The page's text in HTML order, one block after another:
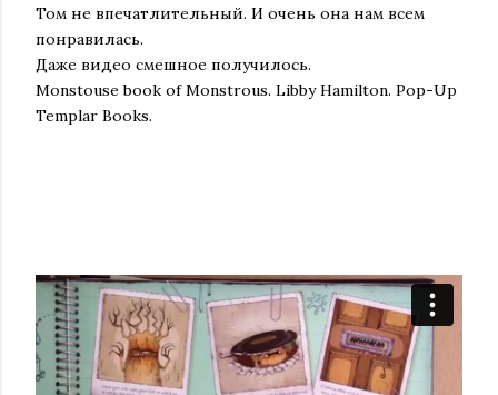
Том не впечатлительный. И очень она нам всем
понравилась.
Даже видео смешное получилось.
Monstouse book of Monstrous. Libby Hamilton. Pop-Up
Templar Books.